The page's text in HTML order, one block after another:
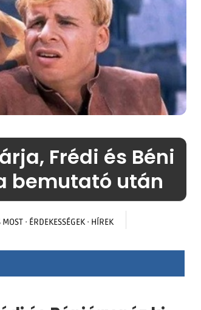
Frédi és Béni
bemutató után
MOST · ÉRDEKESSÉGEK · HÍREK